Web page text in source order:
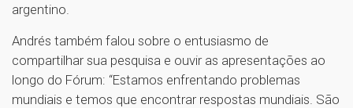
argentino.
Andrés também falou sobre o entusiasmo de
compartilhar sua pesquisa e ouvir as apresentações ao
longo do Fórum: “Estamos enfrentando problemas
mundiais e temos que encontrar respostas mundiais. São